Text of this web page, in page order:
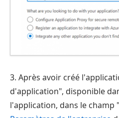
3. Après avoir créé
d'application", disponible
l'application, dans le champ